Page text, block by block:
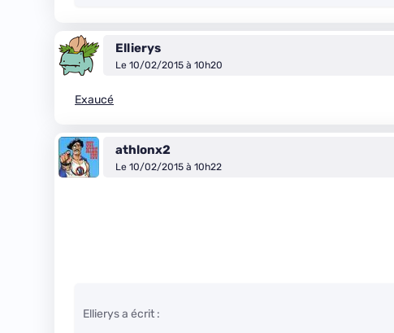
Ellierys
Le 10/02/2015 à 10h20
Exaucé
athlonx2
Le 10/02/2015 à 10h22
Ellierys a écrit :